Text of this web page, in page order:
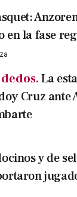
en la fase
La
Cruz ante
y de